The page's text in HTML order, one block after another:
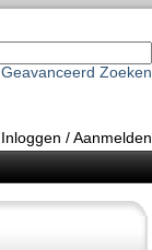
Geavanceerd Zoeken
Inloggen /Aanmelden